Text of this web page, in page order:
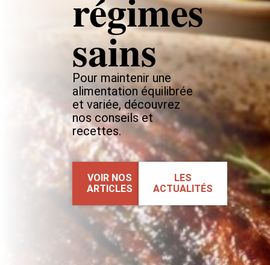
sains
Pour maintenir une
alimentation équilibrée
et variée, découvrez
nos conseils et
recettes.
VOIR NOS
ARTICLES
LES
ACTUALITÉS